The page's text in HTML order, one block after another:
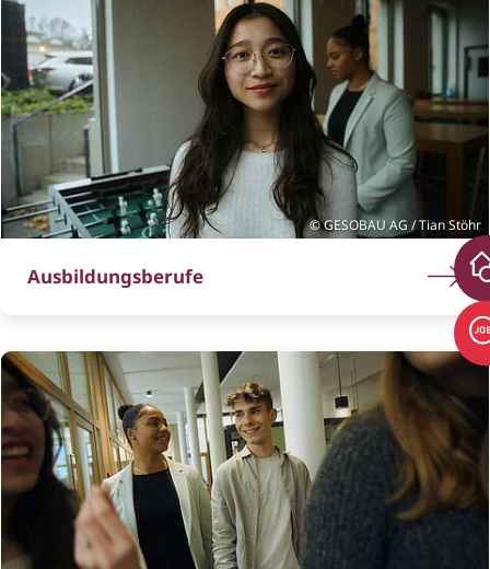
GESOBAU AG / Tian Stöhr
Ausbildungsberufe